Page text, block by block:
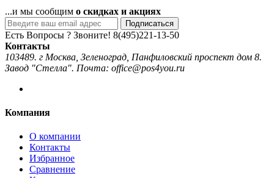
...и мы сообщим о скидках и акциях
Подписаться
Есть Вопросы ? Звоните! 8(495)221-13-50
Контакты
103489. г Москва, Зеленоград, Панфиловский проспект дом 8.
Завод "Стелла". Почта: office@pos4you.ru
Компания
О компании
Контакты
Избранное
Сравнение